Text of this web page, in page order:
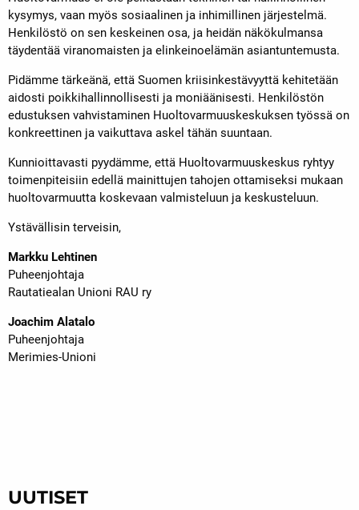
kysymys, vaan myös sosiaalinen ja inhimillinen järjestelmä.
Henkilöstö on sen keskeinen osa, ja heidän näkökulmansa
täydentää viranomaisten ja elinkeinoelämän asiantuntemusta.
Pidämme tärkeänä, että Suomen kriisinkestävyyttä kehitetään
aidosti poikkihallinnollisesti ja moniäänisesti. Henkilöstön
edustuksen vahvistaminen Huoltovarmuuskeskuksen työssä on
konkreettinen ja vaikuttava askel tähän suuntaan.
Kunnioittavasti pyydämme, että Huoltovarmuuskeskus ryhtyy
toimenpiteisiin edellä mainittujen tahojen ottamiseksi mukaan
huoltovarmuutta koskevaan valmisteluun ja keskusteluun.
Ystävällisin terveisin,
Markku Lehtinen
Puheenjohtaja
Rautatiealan Unioni RAU ry
Joachim Alatalo
Puheenjohtaja
Merimies-Unioni
UUTISET